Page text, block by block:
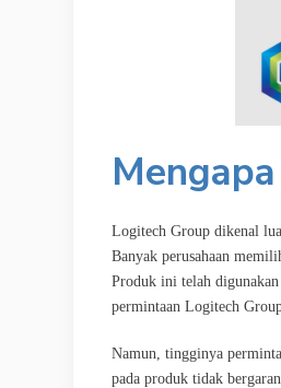
Logitech Group dikenal
Banyak perusahaan
Produk ini telah
permintaan Logitech
Namun, tingginya
pada produk tidak